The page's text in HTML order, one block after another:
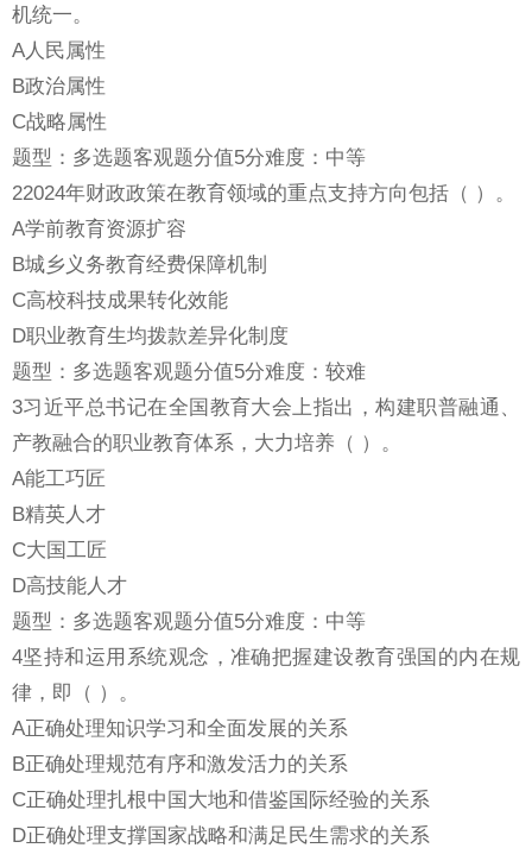
机统一。
A人民属性
B政治属性
C战略属性
题型：多选题客观题分值5分难度：中等
22024年财政政策在教育领域的重点支持方向包括（ ）。
A学前教育资源扩容
B城乡义务教育经费保障机制
C高校科技成果转化效能
D职业教育生均拨款差异化制度
题型：多选题客观题分值5分难度：较难
3习近平总书记在全国教育大会上指出，构建职普融通、
产教融合的职业教育体系，大力培养（ ）。
A能工巧匠
B精英人才
C大国工匠
D高技能人才
题型：多选题客观题分值5分难度：中等
4坚持和运用系统观念，准确把握建设教育强国的内在规
律，即（ ）。
A正确处理知识学习和全面发展的关系
B正确处理规范有序和激发活力的关系
C正确处理扎根中国大地和借鉴国际经验的关系
D正确处理支撑国家战略和满足民生需求的关系